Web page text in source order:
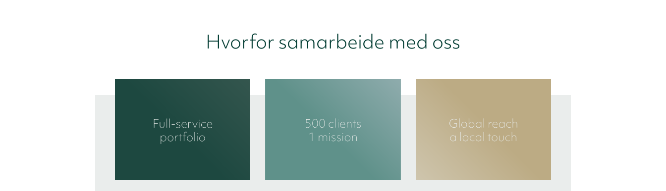
Hvorfor samarbeide med oss